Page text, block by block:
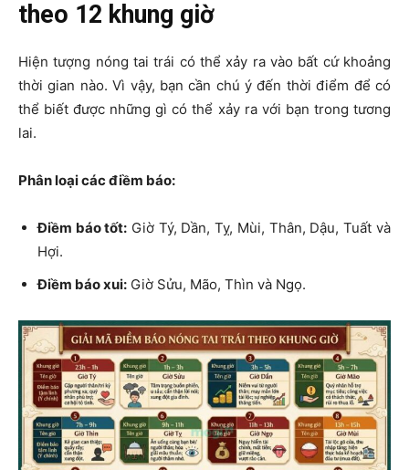
theo 12 khung giờ
Hiện tượng nóng tai trái có thể xảy ra vào bất cứ khoảng
thời gian nào. Vì vậy, bạn cần chú ý đến thời điểm để có
thể biết được những gì có thể xảy ra với bạn trong tương
lai.
Phân loại các điềm báo:
Điềm báo tốt: Giờ Tý, Dần, Tỵ, Mùi, Thân, Dậu, Tuất và
Hợi.
Điềm báo xui: Giờ Sửu, Mão, Thìn và Ngọ.